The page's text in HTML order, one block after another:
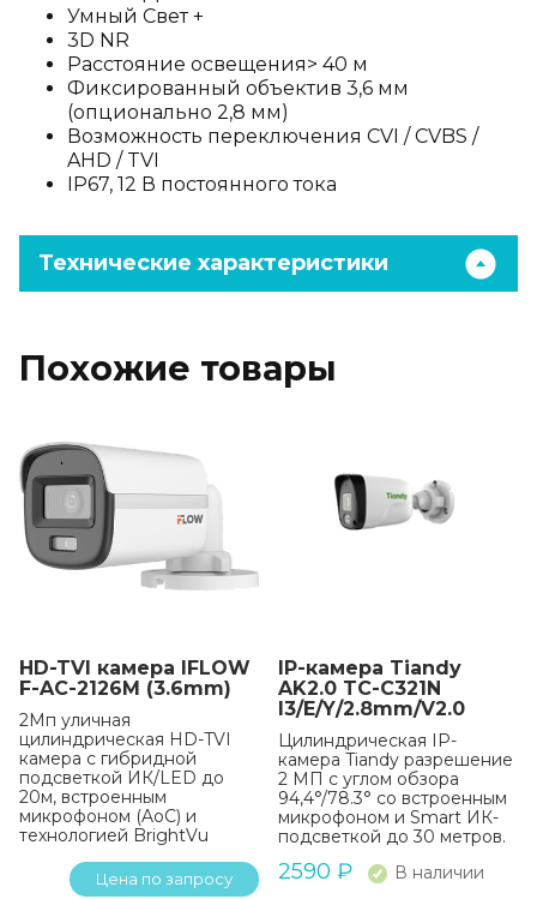
Умный Свет +
3D NR
Расстояние освещения> 40 м
Фиксированный объектив 3,6 мм
(опционально 2,8 мм)
Возможность переключения CVI / CVBS /
AHD / TVI
IP67, 12 В постоянного тока
Технические характеристики
Похожие товары
HD-TVI камера IFLOW
F-AC-2126M (3.6mm)
2Мп уличная
цилиндрическая HD-TVI
камера с гибридной
подсветкой ИК/LED до
20м, встроенным
микрофоном (AoC) и
технологией BrightVu
Цена по запросу
IP-камера Tiandy
AK2.0 TC-C321N
I3/E/Y/2.8mm/V2.0
Цилиндрическая IP-
камера Tiandy разрешение
2 МП с углом обзора
94,4°/78.3° со встроенным
микрофоном и Smart ИК-
подсветкой до 30 метров.
2590 ₽ В наличии